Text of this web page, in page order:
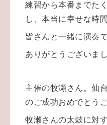
練習から本番までた
し、 本当に幸せな時
皆さんと一緒に演奏
ありがとうございまし
主催の牧瀬さん。仙
のご成功おめでとう
牧瀬さんの太鼓に対